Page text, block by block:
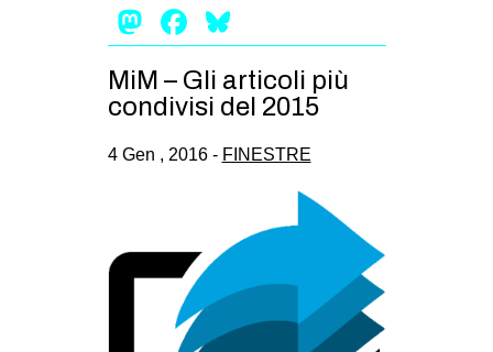
Mastodon
Facebook
MiM – Gli articoli più
condivisi del 2015
4 Gen , 2016 - FINESTRE